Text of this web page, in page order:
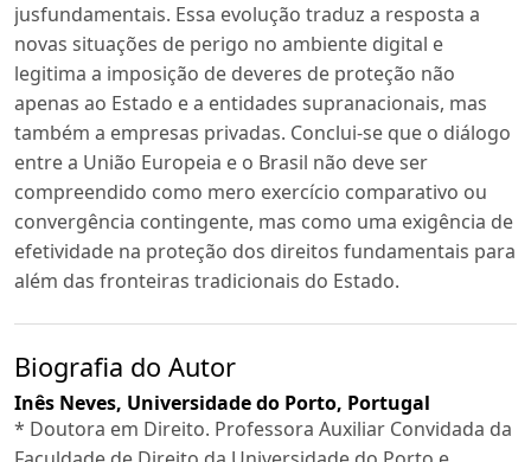
jusfundamentais. Essa evolução traduz a resposta a
novas situações de perigo no ambiente digital e
legitima a imposição de deveres de proteção não
apenas ao Estado e a entidades supranacionais, mas
também a empresas privadas. Conclui-se que o diálogo
entre a União Europeia e o Brasil não deve ser
compreendido como mero exercício comparativo ou
convergência contingente, mas como uma exigência de
efetividade na proteção dos direitos fundamentais para
além das fronteiras tradicionais do Estado.
Biografia do Autor
Inês Neves, Universidade do Porto, Portugal
* Doutora em Direito. Professora Auxiliar Convidada da